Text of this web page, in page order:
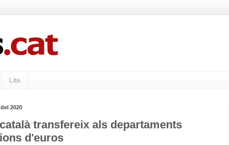
Lite
2020
transfereix als departaments
d'euros